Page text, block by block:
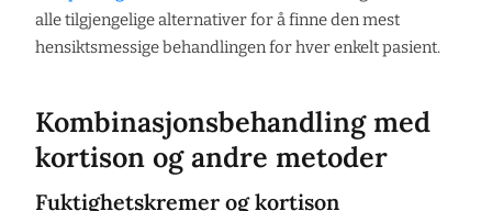
alle tilgjengelige alternativer for å finne den mest
hensiktsmessige behandlingen for hver enkelt pasient.
Kombinasjonsbehandling med
kortison og andre metoder
Fuktighetskremer og kortison